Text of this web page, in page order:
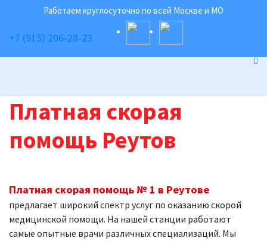
Работаем круглосуточно по всей Москве и МО
+7 (915) 206-28-23
Платная скорая
помощь Реутов
Платная скорая помощь № 1 в Реутове
предлагает широкий спектр услуг по оказанию скорой
медицинской помощи. На нашей станции работают
самые опытные врачи различных специализаций. Мы